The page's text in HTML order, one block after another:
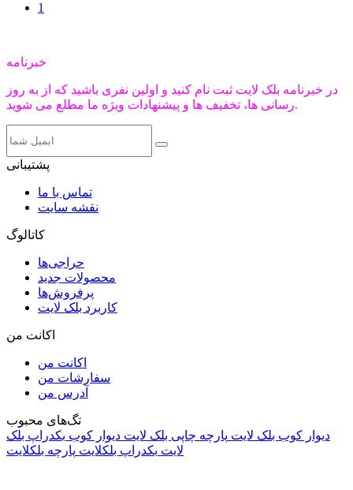
1
خبرنامه
در خبرنامه بلک لایت ثبت نام کنید و اولین نفری باشید که از به روز
رسانی ها، تخفیف ها و پیشنهادات ویژه ما مطلع می شوید.
پشتیبانی
تماس با ما
نقشه سایت
کاتالوگ
حراجی‌ها
محصولات جدید
پرفروش‌ها
کاربرد بلک لایت
اکانت من
اکانت من
سفارشات من
آدرس من
تگ‌های محبوب
دیوار کوب بلک لایت پارچه چاپی بلک لایت دیوار کوب بکدراپ بلک
لایت بکدراپ بلکلایت پارچه بلکلایت